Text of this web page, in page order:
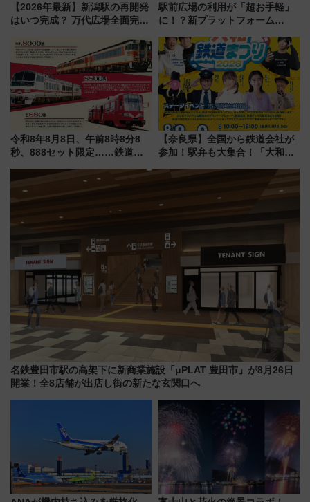
【2026年最新】新潟駅の再開発
はいつ完成？ 万代広場全面完成
開発、バスタ新潟構想まで徹底
解説！
駅前広場の利用が「超お手軽」
に！？新プラットフォーム
マホで簡単申請 物販や演奏会な
どに【JR東日本】
令和8年8月8日、午前8時8分8
秒、888セット限定……鉄道各
たち
【奈良県】全国から鉄道会社が
参加！駅弁も大集合！「大和鉄
に開催決定
名鉄豊田市駅の高架下に新商業施設「μPLAT 豊田市」が8月26日
開業！全8店舗が出店し街の新たな玄関口へ